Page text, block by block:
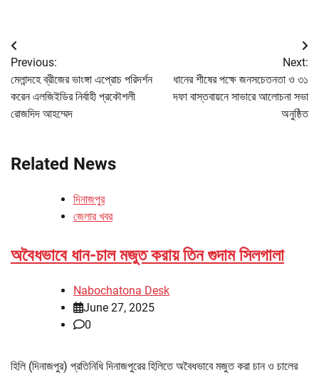
Post
navigation
Previous:
মেলান্দহে ব্রীজের ভাংঙ্গা এপ্রোচ পরিদর্শন
করেন এলজিইডির নির্বাহী প্রকৌশলী
রোজদিদ আহম্মেদ
Next:
ধানের শীষের পক্ষে জনসচেতনতা ও ৩১
দফা বাস্তবায়নে সাভারে আলোচনা সভা
অনুষ্ঠিত
Related News
দিনাজপুর
জেলার খবর
অবৈধভাবে ধান-চাল মজুত করায় তিন গুদাম সিলগালা
Nabochatona Desk
June 27, 2025
0
হিলি (দিনাজপুর) প্রতিনিধি দিনাজপুরের হিলিতে অবৈধভাবে মজুত করা চান ও চালের